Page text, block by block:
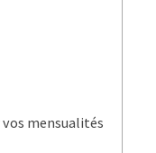
mensualités